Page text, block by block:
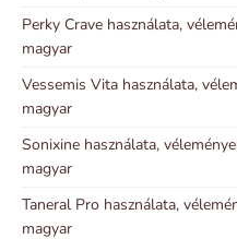
Perky Crave használata,
magyar
Vessemis Vita használata,
magyar
Sonixine használata,
magyar
Taneral Pro használata,
magyar